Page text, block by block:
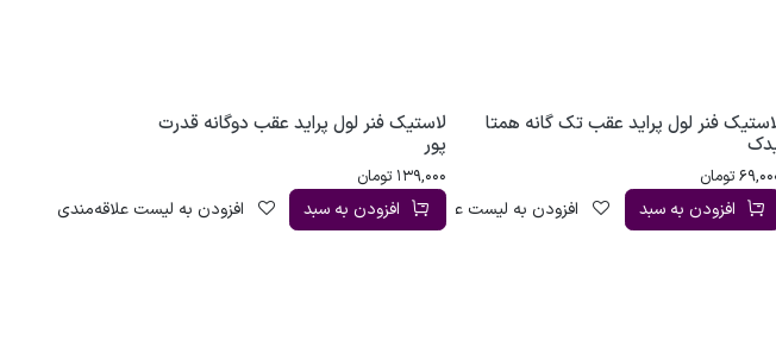
فنر لول پراید عقب تک گانه همتا
تومان
افزودن به سبد افزودن به لیست علاقه‌مندی
لاستیک فنر لول پراید عقب دوگانه قدرت
پور
139,000 تومان
افزودن به سبد افزودن به لیست علاقه‌مندی